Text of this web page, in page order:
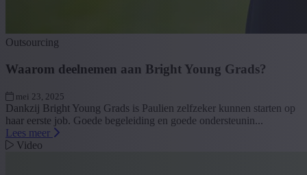
Outsourcing
Waarom deelnemen aan Bright Young Grads?
mei 23, 2025
Dankzij Bright Young Grads is Paulien zelfzeker kunnen starten op
haar eerste job. Goede begeleiding en goede ondersteunin...
Lees meer
Video